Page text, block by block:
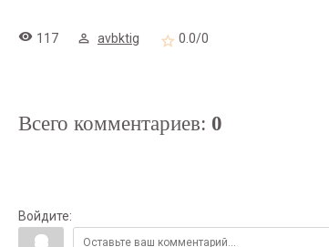
117 avbktig 0.0/0
Всего комментариев: 0
Войдите: